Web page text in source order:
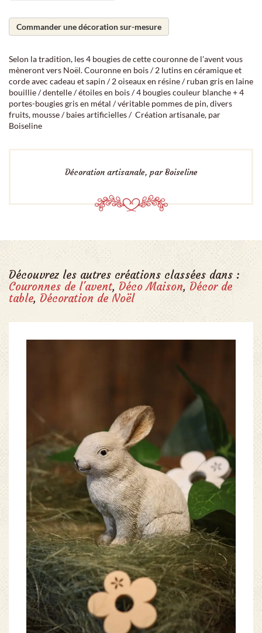
Commander une décoration sur-mesure
Selon la tradition, les 4 bougies de cette couronne de l'avent vous
mèneront vers Noël. Couronne en bois / 2 lutins en céramique et
corde avec cadeau et sapin / 2 oiseaux en résine / ruban gris en laine
bouillie / dentelle / étoiles en bois / 4 bougies couleur blanche + 4
portes-bougies gris en métal / véritable pommes de pin, divers
fruits, mousse / baies artificielles / Création artisanale, par
Boiseline
Décoration artisanale, par Boiseline
Découvrez les autres créations classées dans :
Couronnes de l'avent, Déco Maison, Décor de
table, Décoration de Noël